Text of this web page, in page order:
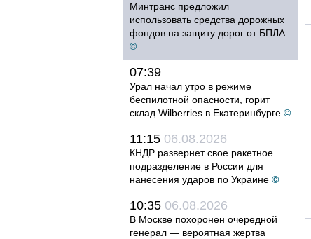
Минтранс предложил
использовать средства дорожных
фондов на защиту дорог от БПЛА
©
07:39
Урал начал утро в режиме
беспилотной опасности, горит
склад Wilberries в Екатеринбурге ©
11:15 06.08.2026
КНДР развернет свое ракетное
подразделение в России для
нанесения ударов по Украине ©
10:35 06.08.2026
В Москве похоронен очередной
генерал — вероятная жертва